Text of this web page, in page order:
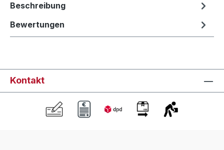
Beschreibung
Bewertungen
Kontakt